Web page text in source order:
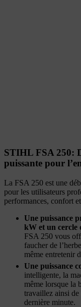
STIHL FSA 250:
puissante pour
La FSA 250 est une
pour les utilisateurs
performances, confort
Une puissance
kW et un cercle
FSA 250 vous
faucher de
même entretenir
Une puissance
intelligente, la
même lorsque la
travaillez ainsi de
dernière minute.